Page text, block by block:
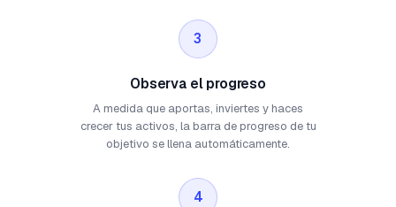
3
Observa el progreso
A medida que aportas, inviertes y haces
crecer tus activos, la barra de progreso de tu
objetivo se llena automáticamente.
4